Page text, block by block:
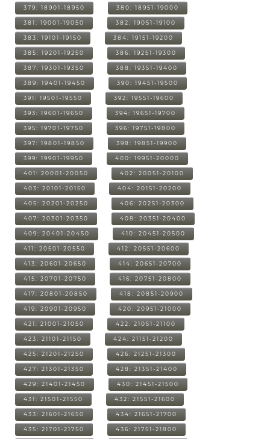
379: 18901-18950 380: 18951-19000
381: 19001-19050 382: 19051-19100
383: 19101-19150 384: 19151-19200
385: 19201-19250 386: 19251-19300
387: 19301-19350 388: 19351-19400
389: 19401-19450 390: 19451-19500
391: 19501-19550 392: 19551-19600
393: 19601-19650 394: 19651-19700
395: 19701-19750 396: 19751-19800
397: 19801-19850 398: 19851-19900
399: 19901-19950 400: 19951-20000
401: 20001-20050 402: 20051-20100
403: 20101-20150 404: 20151-20200
405: 20201-20250 406: 20251-20300
407: 20301-20350 408: 20351-20400
409: 20401-20450 410: 20451-20500
411: 20501-20550 412: 20551-20600
413: 20601-20650 414: 20651-20700
415: 20701-20750 416: 20751-20800
417: 20801-20850 418: 20851-20900
419: 20901-20950 420: 20951-21000
421: 21001-21050 422: 21051-21100
423: 21101-21150 424: 21151-21200
425: 21201-21250 426: 21251-21300
427: 21301-21350 428: 21351-21400
429: 21401-21450 430: 21451-21500
431: 21501-21550 432: 21551-21600
433: 21601-21650 434: 21651-21700
435: 21701-21750 436: 21751-21800